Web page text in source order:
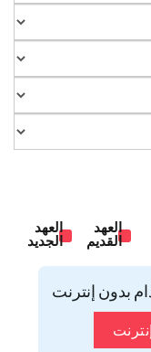
العهد
القديم
العهد
الجديد
بدون إنترنت